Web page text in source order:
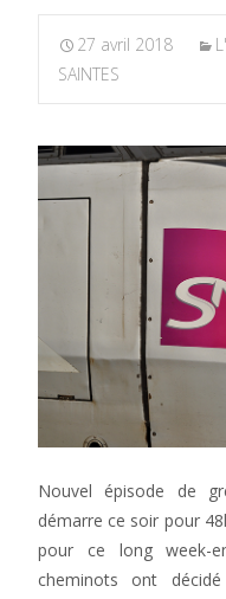
27 avril 2018
SAINTES
Nouvel épisode de
démarre ce soir pour
pour ce long week-
cheminots ont